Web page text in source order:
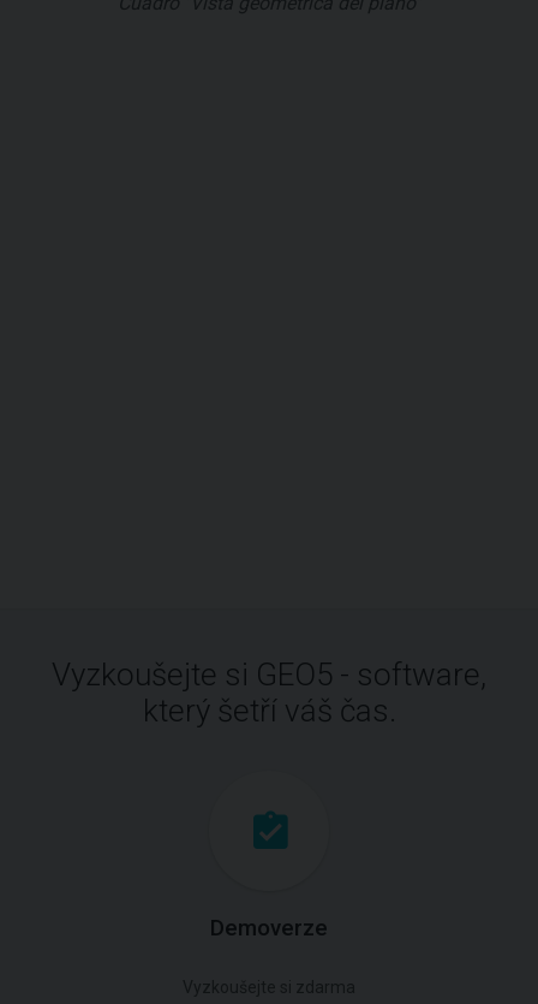
Vyzkoušejte si GEO5 - software,
který šetří váš čas.
Demoverze